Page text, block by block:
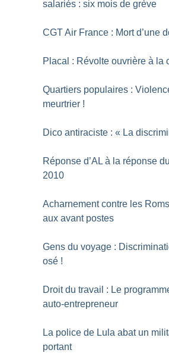
salariés : six mois de grève
CGT Air France : Mort d’une
Placal : Révolte ouvrière à la
Quartiers populaires :
meurtrier !
Dico antiraciste : « La
Réponse d’AL à la réponse
2010
Acharnement contre les
aux avant postes
Gens du voyage :
osé !
Droit du travail : Le
auto-entrepreneur
La police de Lula abat un
portant